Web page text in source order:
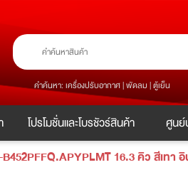
คำค้นหา: เครื่องปรับอากาศ | พัดลม | ตู้เย็น
โปรโมชั่นและโบรชัวร์สินค้า ศูนย์
16.3 คิว สีเทา อิ